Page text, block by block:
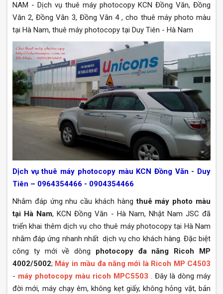
NAM - Dịch vụ thuê máy photocopy KCN Đồng Văn, Đồng
Văn 2, Đồng Văn 3, Đồng Văn 4 , cho thuê máy photo màu
tại Hà Nam, thuê máy photocopy tại Duy Tiên - Hà Nam
Dịch vụ thuê máy photocopy màu KCN Đồng Văn - Duy
Tiên – 0964354466 - 0904354466
Nhằm đáp ứng nhu cầu khách hàng thuê máy photo màu
tại Hà Nam, KCN Đồng Văn - Hà Nam, Nhật Nam JSC đã
triển khai thêm dịch vụ cho thuê máy photocopy tại Hà Nam
nhằm đáp ứng nhanh nhất dịch vụ cho khách hàng. Đặc biệt
công ty mới về dòng photocopy đa năng Ricoh MP
4002/5002; Máy in mầu đa năng mới là Ricoh MP C4503
- máy photocopy màu ricoh MPC5503 . Đây là dòng máy
đời mới, máy chạy êm, không kẹt giấy, không hỏng vặt, bản